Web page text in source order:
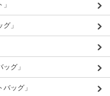
」
グ」
ッグ」